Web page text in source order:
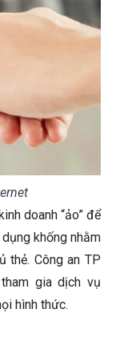
doanh “ảo” để
khống nhằm
thẻ. Công an TP
gia dịch vụ
hình thức.